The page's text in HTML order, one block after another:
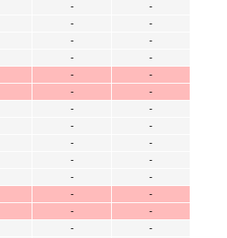
-
-
-
-
-
-
-
-
-
-
-
-
-
-
-
-
-
-
-
-
-
-
-
-
-
-
-
-